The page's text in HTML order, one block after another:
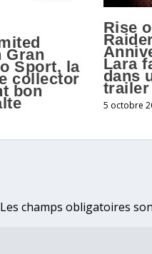
Gran
Sport, la
collector
bon
Rise
Lara
dans
trailer
5 octobre
Les champs obligatoires